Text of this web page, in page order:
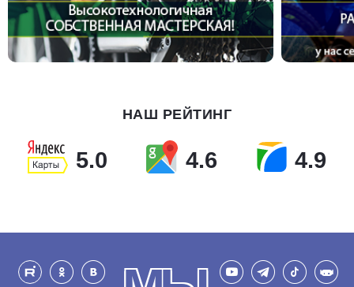
НАШ РЕЙТИНГ
5.0 4.6 4.9